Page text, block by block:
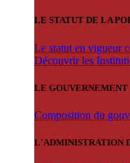
LE STATUT DE LA
Le statut en vigueur
Découvrir les
LE GOUVERNEMENT
Composition du
L'ADMINISTRATION